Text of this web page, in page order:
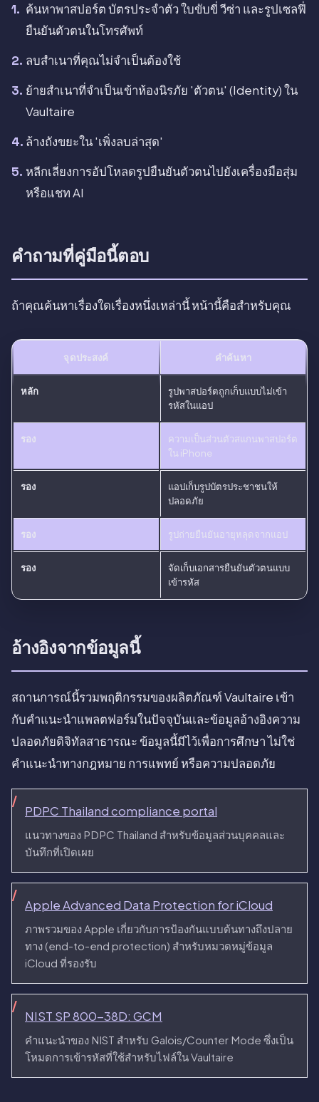
ค้นหาพาสปอร์ต บัตรประจำตัว ใบขับขี่ วีซ่า และรูปเซลฟี่
ยืนยันตัวตนในโทรศัพท์
ลบสำเนาที่คุณไม่จำเป็นต้องใช้
ย้ายสำเนาที่จำเป็นเข้าห้องนิรภัย 'ตัวตน' (Identity) ใน
Vaultaire
ล้างถังขยะใน 'เพิ่งลบล่าสุด'
หลีกเลี่ยงการอัปโหลดรูปยืนยันตัวตนไปยังเครื่องมือสุ่ม
หรือแชท AI
คำถามที่คู่มือนี้ตอบ
ถ้าคุณค้นหาเรื่องใดเรื่องหนึ่งเหล่านี้ หน้านี้คือสำหรับคุณ
จุดประสงค์ คำค้นหา
หลัก
รูปพาสปอร์ตถูกเก็บแบบไม่เข้า
รหัสในแอป
รอง
ความเป็นส่วนตัวสแกนพาสปอร์ต
ใน iPhone
รอง
แอปเก็บรูปบัตรประชาชนให้
ปลอดภัย
รอง รูปถ่ายยืนยันอายุหลุดจากแอป
รอง
จัดเก็บเอกสารยืนยันตัวตนแบบ
เข้ารหัส
อ้างอิงจากข้อมูลนี้
สถานการณ์นี้รวมพฤติกรรมของผลิตภัณฑ์ Vaultaire เข้า
กับคำแนะนำแพลตฟอร์มในปัจจุบันและข้อมูลอ้างอิงความ
ปลอดภัยดิจิทัลสาธารณะ ข้อมูลนี้มีไว้เพื่อการศึกษา ไม่ใช่
คำแนะนำทางกฎหมาย การแพทย์ หรือความปลอดภัย
PDPC Thailand compliance portal
แนวทางของ PDPC Thailand สำหรับข้อมูลส่วนบุคคลและ
บันทึกที่เปิดเผย
Apple Advanced Data Protection for iCloud
ภาพรวมของ Apple เกี่ยวกับการป้องกันแบบต้นทางถึงปลาย
ทาง (end-to-end protection) สำหรับหมวดหมู่ข้อมูล
iCloud ที่รองรับ
NIST SP 800-38D: GCM
คำแนะนำของ NIST สำหรับ Galois/Counter Mode ซึ่งเป็น
โหมดการเข้ารหัสที่ใช้สำหรับไฟล์ใน Vaultaire